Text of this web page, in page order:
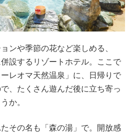
ンや季節の花など楽しめる、
併設するリゾートホテル。ここで
レオマ天然温泉」に、日帰りで
、たくさん遊んだ後に立ち寄っ
か。
その名も「森の湯」で。開放感